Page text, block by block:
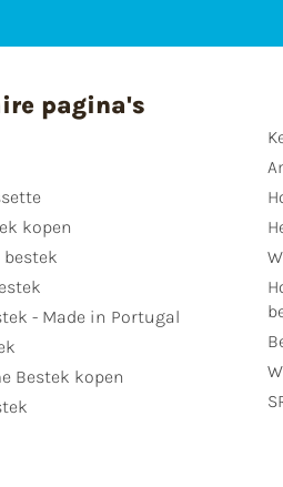
pagina's
kopen
bestek
- Made in Portugal
Bestek kopen